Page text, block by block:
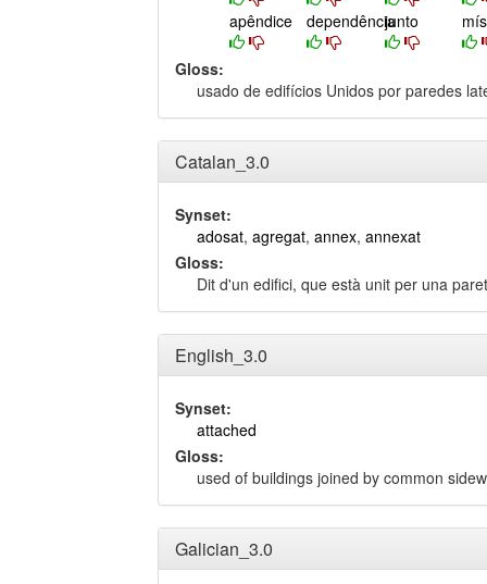
apêndice
dependênciajunto
Gloss:
usado de edifícios Unidos por paredes
Catalan_3.0
Synset:
adosat, agregat, annex, annexat
Gloss:
Dit d'un edifici, que està unit per una
English_3.0
Synset:
attached
Gloss:
used of buildings joined by common
Galician_3.0